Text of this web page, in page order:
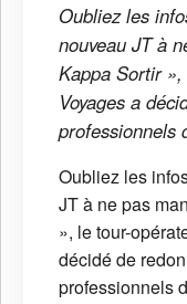
Oubliez les
nouveau JT à
Kappa Sortir
Voyages a
professionnels
Oubliez les
JT à ne pas
», le tour-
décidé de
professionnels